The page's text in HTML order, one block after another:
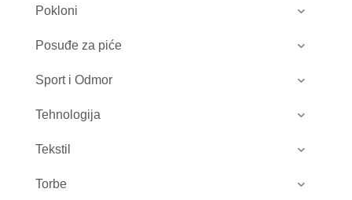
Pokloni
Posuđe za piće
Sport i Odmor
Tehnologija
Tekstil
Torbe